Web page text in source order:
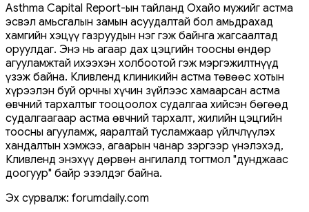
Asthma Capital Report-ын тайланд Охайо мужийг астма
эсвэл амьсгалын замын асуудалтай бол амьдрахад
хамгийн хэцүү газруудын нэг гэж байнга жагсаалтад
оруулдаг. Энэ нь агаар дах цэцгийн тоосны өндөр
агууламжтай ихээхэн холбоотой гэж мэргэжилтнүүд
үзэж байна. Кливленд клиникийн астма төвөөс хотын
хүрээлэн буй орчны хүчин зүйлээс хамаарсан астма
өвчний тархалтыг тооцоолох судалгаа хийсэн бөгөөд
судалгаагаар астма өвчний тархалт, жилийн цэцгийн
тоосны агууламж, яаралтай тусламжаар үйлчлүүлэх
хандалтын хэмжээ, агаарын чанар зэргээр үнэлэхэд,
Кливленд энэхүү дөрвөн ангилалд тогтмол "дунджаас
доогуур" байр эзэлдэг байна.
Эх сурвалж: forumdaily.com